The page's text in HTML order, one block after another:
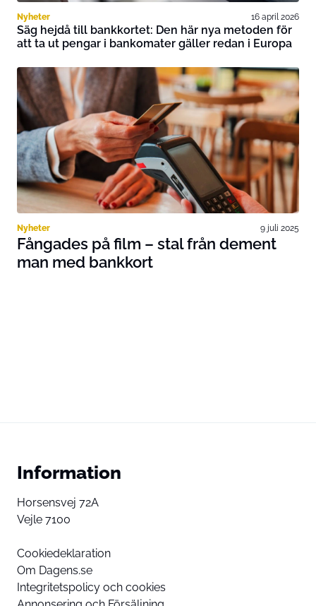
Nyheter 16 april 2026
Säg hejdå till bankkortet: Den här nya metoden för
att ta ut pengar i bankomater gäller redan i Europa
Nyheter 9 juli 2025
Fångades på film – stal från dement
man med bankkort
Information
Horsensvej 72A
Vejle 7100
Cookiedeklaration
Om Dagens.se
Integritetspolicy och cookies